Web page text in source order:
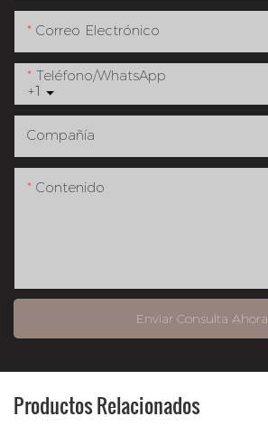
Correo Electrónico
+1
Teléfono/WhatsApp
Compañía
Contenido
Enviar Consulta Ahora
Productos Relacionados